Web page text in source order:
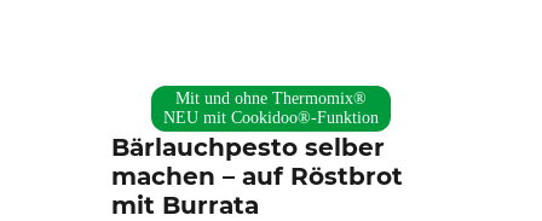
Mit und ohne Thermomix®
NEU mit Cookidoo®-Funktion
Bärlauchpesto selber
machen – auf Röstbrot
mit Burrata